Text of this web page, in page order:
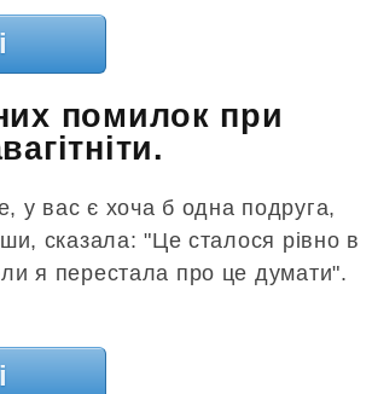
помилок при
у вас є хоча б одна подруга,
сказала: "Це сталося рівно в
я перестала про це думати".